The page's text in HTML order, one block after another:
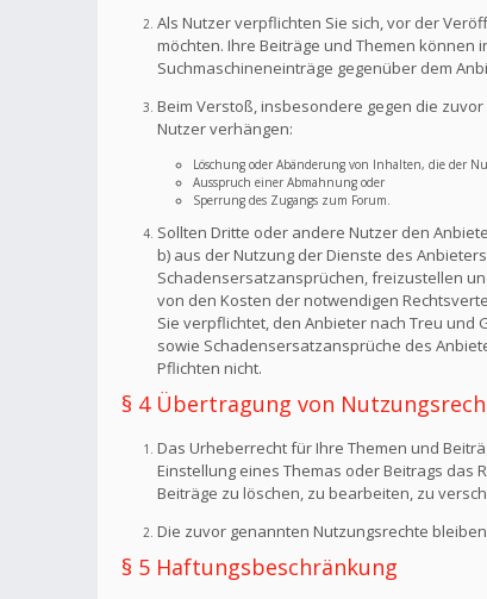
Als Nutzer verpflichten Sie sich, vor der
möchten. Ihre Beiträge und Themen
Suchmaschineneinträge gegenüber dem
Beim Verstoß, insbesondere gegen die
Nutzer verhängen:
Löschung oder Abänderung von Inhalten, die der
Ausspruch einer Abmahnung oder
Sperrung des Zugangs zum Forum.
Sollten Dritte oder andere Nutzer den
b) aus der Nutzung der Dienste des
Schadensersatzansprüchen, freizustellen
von den Kosten der notwendigen
Sie verpflichtet, den Anbieter nach Treu
sowie Schadensersatzansprüche des
Pflichten nicht.
§ 4 Übertragung von
Das Urheberrecht für Ihre Themen und
Einstellung eines Themas oder Beitrags das
Beiträge zu löschen, zu bearbeiten, zu
Die zuvor genannten Nutzungsrechte
§ 5 Haftungsbeschränkung